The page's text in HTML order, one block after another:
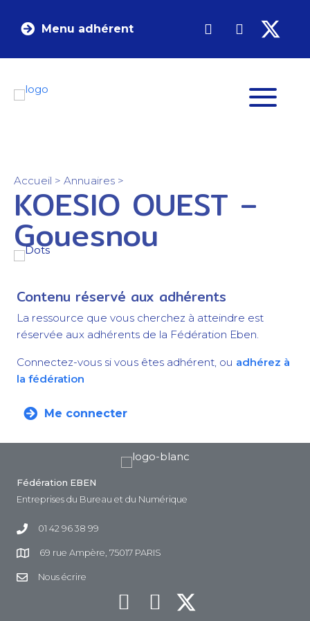
Menu adhérent
Accueil > Annuaires >
KOESIO OUEST –
Gouesnou
Contenu réservé aux adhérents
La ressource que vous cherchez à atteindre est
réservée aux adhérents de la Fédération Eben.
Connectez-vous si vous êtes adhérent, ou adhérez à
la fédération
Me connecter
Fédération EBEN
Entreprises du Bureau et du Numérique
01 42 96 38 99
69 rue Ampère, 75017 PARIS
Nous écrire